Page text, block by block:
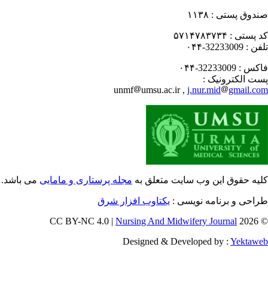
پستی : ۱۱۳۸
پستی : ۵۷۱۴۷۸۳۷۳۴
: 32233009-۰۴۴
: 32233009-۰۴۴
الکترونیک :
unmf
umsu.ac.ir ,j.nur.mid
حقوق این وب سایت متعلق بهمجله پرستاری و ماماییمی باشد.
و برنامه نویسی : یکتاوب افزار شرق
©
Nursing And Midwifery Journal
Designed & Developed by :